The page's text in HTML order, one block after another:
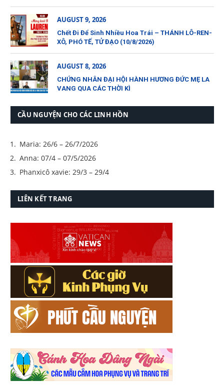
AUGUST 9, 2026
Chết Đi Để Sinh Nhiều Hoa Trái – THÁNH LÔ-REN-
XÔ, PHÓ TẾ, TỬ ĐẠO (10/8/2026)
AUGUST 8, 2026
CHỨNG NHÂN ĐẠI HỘI HÀNH HƯƠNG ĐỨC MẸ LA
VANG QUA CÁC THỜI KÌ
CẦU NGUYỆN CHO CÁC LINH HỒN
Maria: 26/6 – 26/7/2026
Anna: 07/4 – 07/5/2026
Phanxicô xavie: 29/3 – 29/4
LIÊN KẾT TRANG